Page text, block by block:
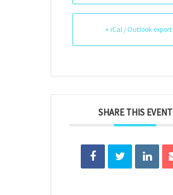
+ iCal / Outlook export
SHARE THIS EVENT